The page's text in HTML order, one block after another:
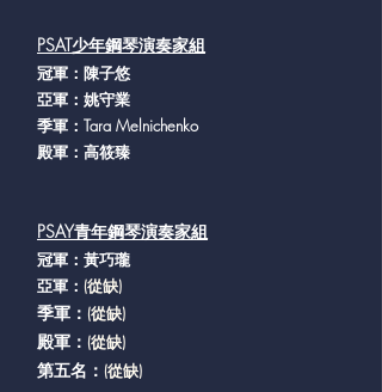
PSAT少年鋼琴演奏家組
冠軍：陳子悠
亞軍：姚守業
季軍：Tara Melnichenko
殿軍：高筱臻
PSAY青年鋼琴演奏家組
冠軍：黃巧瓏
​亞軍： (從缺)
季軍： (從缺)
殿軍： (從缺)
第五名： (從缺)